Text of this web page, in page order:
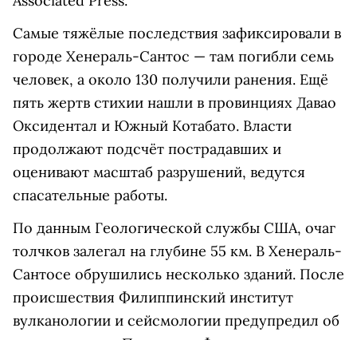
Самые тяжёлые последствия зафиксировали в
городе Хенераль-Сантос — там погибли семь
человек, а около 130 получили ранения. Ещё
пять жертв стихии нашли в провинциях Давао
Оксидентал и Южный Котабато. Власти
продолжают подсчёт пострадавших и
оценивают масштаб разрушений, ведутся
спасательные работы.
По данным Геологической службы США, очаг
толчков залегал на глубине 55 км. В Хенераль-
Сантосе обрушились несколько зданий. После
происшествия Филиппинский институт
вулканологии и сейсмологии предупредил об